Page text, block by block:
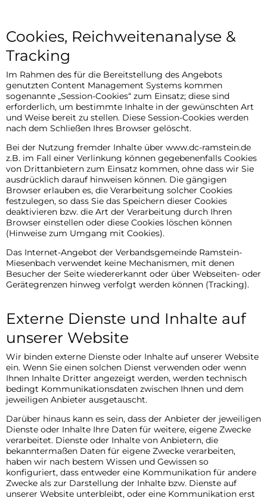
Cookies, Reichweitenanalyse &
Tracking
Im Rahmen des für die Bereitstellung des Angebots
genutzten Content Management Systems kommen
sogenannte „Session-Cookies“ zum Einsatz; diese sind
erforderlich, um bestimmte Inhalte in der gewünschten Art
und Weise bereit zu stellen. Diese Session-Cookies werden
nach dem Schließen Ihres Browser gelöscht.
Bei der Nutzung fremder Inhalte über www.dc-ramstein.de
z.B. im Fall einer Verlinkung können gegebenenfalls Cookies
von Drittanbietern zum Einsatz kommen, ohne dass wir Sie
ausdrücklich darauf hinweisen können. Die gängigen
Browser erlauben es, die Verarbeitung solcher Cookies
festzulegen, so dass Sie das Speichern dieser Cookies
deaktivieren bzw. die Art der Verarbeitung durch Ihren
Browser einstellen oder diese Cookies löschen können
(Hinweise zum Umgang mit Cookies).
Das Internet-Angebot der Verbandsgemeinde Ramstein-
Miesenbach verwendet keine Mechanismen, mit denen
Besucher der Seite wiedererkannt oder über Webseiten- oder
Gerätegrenzen hinweg verfolgt werden können (Tracking).
Externe Dienste und Inhalte auf
unserer Website
Wir binden externe Dienste oder Inhalte auf unserer Website
ein. Wenn Sie einen solchen Dienst verwenden oder wenn
Ihnen Inhalte Dritter angezeigt werden, werden technisch
bedingt Kommunikationsdaten zwischen Ihnen und dem
jeweiligen Anbieter ausgetauscht.
Darüber hinaus kann es sein, dass der Anbieter der jeweiligen
Dienste oder Inhalte Ihre Daten für weitere, eigene Zwecke
verarbeitet. Dienste oder Inhalte von Anbietern, die
bekanntermaßen Daten für eigene Zwecke verarbeiten,
haben wir nach bestem Wissen und Gewissen so
konfiguriert, dass entweder eine Kommunikation für andere
Zwecke als zur Darstellung der Inhalte bzw. Dienste auf
unserer Website unterbleibt, oder eine Kommunikation erst